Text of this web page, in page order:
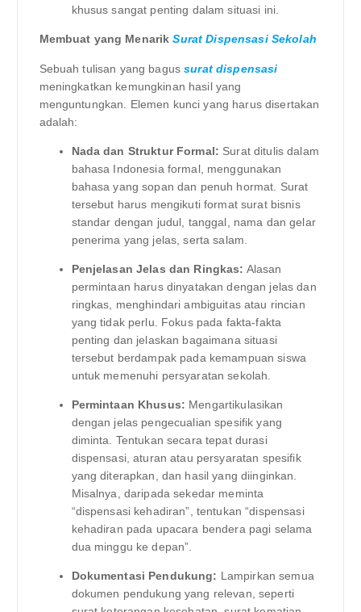
khusus sangat penting dalam situasi ini.
Membuat yang MenarikSurat Dispensasi Sekolah
Sebuah tulisan yang bagussurat dispensasi
meningkatkan kemungkinan hasil yang
menguntungkan. Elemen kunci yang harus disertakan
adalah:
Nada dan Struktur Formal: Surat ditulis dalam
bahasa Indonesia formal, menggunakan
bahasa yang sopan dan penuh hormat. Surat
tersebut harus mengikuti format surat bisnis
standar dengan judul, tanggal, nama dan gelar
penerima yang jelas, serta salam.
Penjelasan Jelas dan Ringkas: Alasan
permintaan harus dinyatakan dengan jelas dan
ringkas, menghindari ambiguitas atau rincian
yang tidak perlu. Fokus pada fakta-fakta
penting dan jelaskan bagaimana situasi
tersebut berdampak pada kemampuan siswa
untuk memenuhi persyaratan sekolah.
Permintaan Khusus: Mengartikulasikan
dengan jelas pengecualian spesifik yang
diminta. Tentukan secara tepat durasi
dispensasi, aturan atau persyaratan spesifik
yang diterapkan, dan hasil yang diinginkan.
Misalnya, daripada sekedar meminta
“dispensasi kehadiran”, tentukan “dispensasi
kehadiran pada upacara bendera pagi selama
dua minggu ke depan”.
Dokumentasi Pendukung: Lampirkan semua
dokumen pendukung yang relevan, seperti